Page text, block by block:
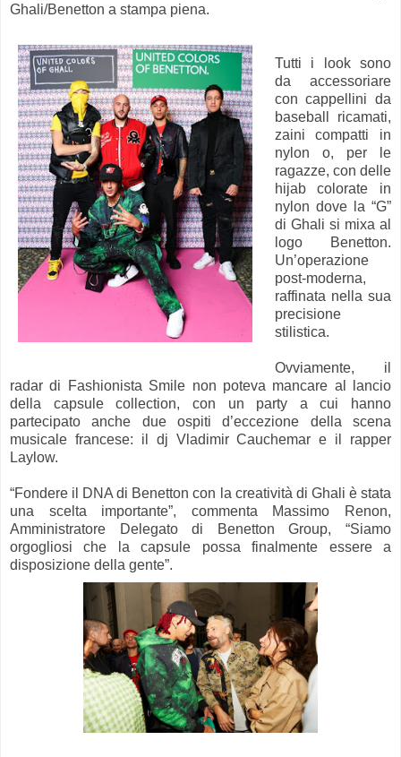
Ghali/Benetton a stampa piena.
Tutti i look sono
da accessoriare
con cappellini da
baseball ricamati,
zaini compatti in
nylon o, per le
ragazze, con delle
hijab colorate in
nylon dove la “G”
di Ghali si mixa al
logo Benetton.
Un’operazione
post-moderna,
raffinata nella sua
precisione
stilistica.
Ovviamente, il
radar di Fashionista Smile non poteva mancare al lancio
della capsule collection, con un party a cui hanno
partecipato anche due ospiti d’eccezione della scena
musicale francese: il dj Vladimir Cauchemar e il rapper
Laylow.
“Fondere il DNA di Benetton con la creatività di Ghali è stata
una scelta importante”, commenta Massimo Renon,
Amministratore Delegato di Benetton Group, “Siamo
orgogliosi che la capsule possa finalmente essere a
disposizione della gente”.